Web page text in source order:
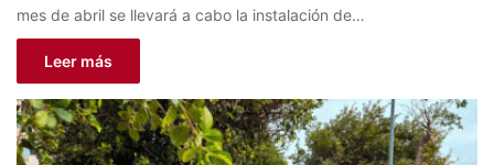
mes de abril se llevará a cabo la instalación de…
Leer más